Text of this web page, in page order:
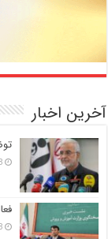
آخرین اخبار
18
فعالیت
18